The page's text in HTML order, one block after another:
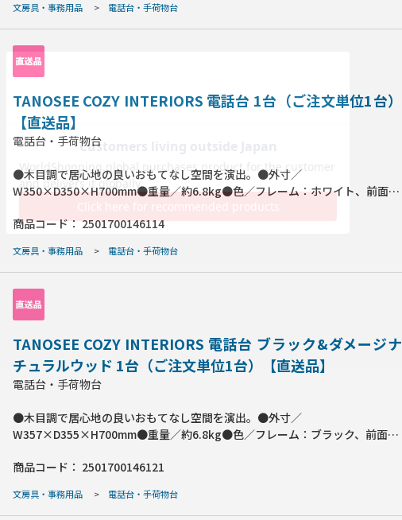
ーム)●注意事項：1本の支柱に皿を2台以上はとりつけないでください。●適
応電話機寸法(幅×奥)：140~165×220~265mm●フリークランプ●本体重量
[g]：2220
文房具・事務用品 > 電話台・手荷物台
TANOSEE COZY INTERIORS 電話台 1台（ご注文単位1台）
【直送品】
電話台・手荷物台
●木目調で居心地の良いおもてなし空間を演出。●外寸／
W350×D350×H700mm●重量／約6.8kg●色／フレーム：ホワイト、前面パ
板(メラミン化粧合板)●必要工具／プラスドライバー●製造国／中国※お客様
います。●背面には便利な中棚付でスッキリ収納できる。
商品コード： 2501700146114
文房具・事務用品 > 電話台・手荷物台
TANOSEE COZY INTERIORS 電話台 ブラック&ダメージナ
チュラルウッド 1台（ご注文単位1台）【直送品】
電話台・手荷物台
●木目調で居心地の良いおもてなし空間を演出。●外寸／
W357×D355×H700mm●重量／約6.8kg●色／フレーム：ブラック、前面パ
ネル：MDF(メラミン化粧合板)●必要工具／プラスドライバー●製造国／中国
合がございます。●人気のビンテージウッドパネル＋黒フレームタイプ。●背
商品コード： 2501700146121
文房具・事務用品 > 電話台・手荷物台